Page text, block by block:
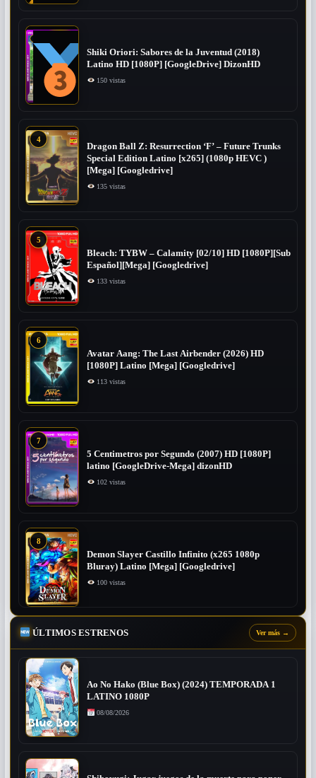
Shiki Oriori: Sabores de la Juventud (2018)
Latino HD [1080P] [GoogleDrive] DizonHD
150 vistas
4
Dragon Ball Z: Resurrection ‘F’ – Future Trunks
Special Edition Latino [x265] (1080p HEVC )
[Mega] [Googledrive]
135 vistas
5
Bleach: TYBW – Calamity [02/10] HD [1080P][Sub
Español][Mega] [Googledrive]
133 vistas
6
Avatar Aang: The Last Airbender (2026) HD
[1080P] Latino [Mega] [Googledrive]
113 vistas
7
5 Centimetros por Segundo (2007) ​HD [1080P]
latino [GoogleDrive-Mega] dizonHD
102 vistas
8
Demon Slayer Castillo Infinito (x265 1080p
Bluray) Latino [Mega] [Googledrive]
100 vistas
ÚLTIMOS ESTRENOS Ver más →
Ao No Hako (Blue Box) (2024) TEMPORADA 1
LATINO 1080P
08/08/2026